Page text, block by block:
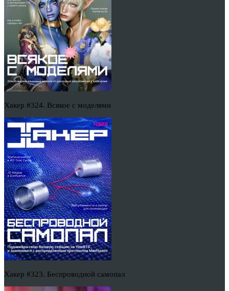
Хакер #324. Всякое с моделями
Хакер #323. Беспроводной самопал